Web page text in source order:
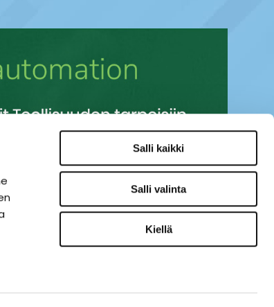
Salli kaikki
Salli valinta
Kiellä
VERKKOKAUPPA